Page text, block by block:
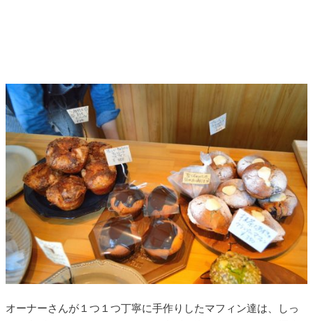
オーナーさんが１つ１つ丁寧に手作りしたマフィン達は、しっ